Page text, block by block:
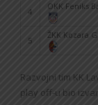
4
OKK Feniks
5
ŽKK Kozara
Razvojni tim KK
play off-u bio